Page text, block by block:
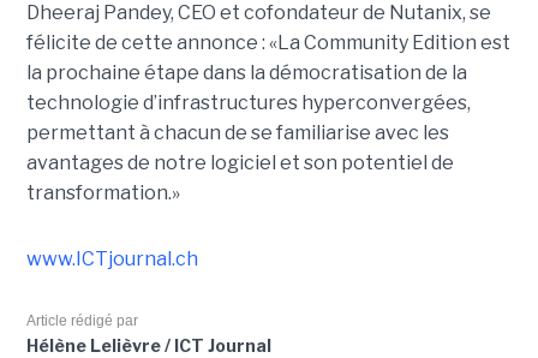
Dheeraj Pandey, CEO et cofondateur de Nutanix, se
félicite de cette annonce : «La Community Edition est
la prochaine étape dans la démocratisation de la
technologie d’infrastructures hyperconvergées,
permettant à chacun de se familiarise avec les
avantages de notre logiciel et son potentiel de
transformation.»
www.ICTjournal.ch
Article rédigé par
Hélène Lelièvre / ICT Journal